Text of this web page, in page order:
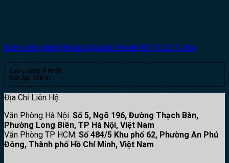
Bơm chìm giếng khoan Aquaris Model 4SP3-25 1.5Kw
Lưu Lượng: 4 m³/h
Cột Áp: 158 m
Địa Chỉ Liên Hệ
Văn Phòng Hà Nội: Số 5, Ngõ 196, Đường Thạch Bàn,
Phường Long Biên, TP Hà Nội, Việt Nam
Văn Phòng TP HCM: Số 484/5 Khu phố 62, Phường An Phú
Đông, Thành phố Hồ Chí Minh, Việt Nam